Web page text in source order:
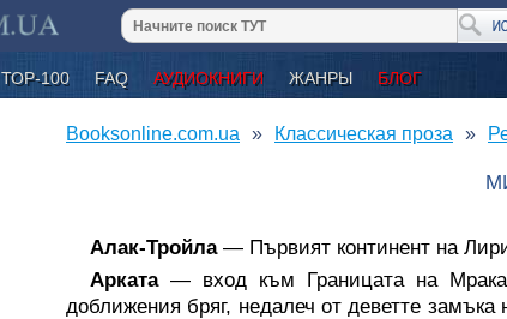
ТОР-100 FAQ АУДИОКНИГИ ЖАНРЫ БЛОГ
Booksonline.com.ua Классическая проза
Алак-Тройла— Първият континент на
Арката— вход към Границата на
доближения бряг, недалеч от деветте